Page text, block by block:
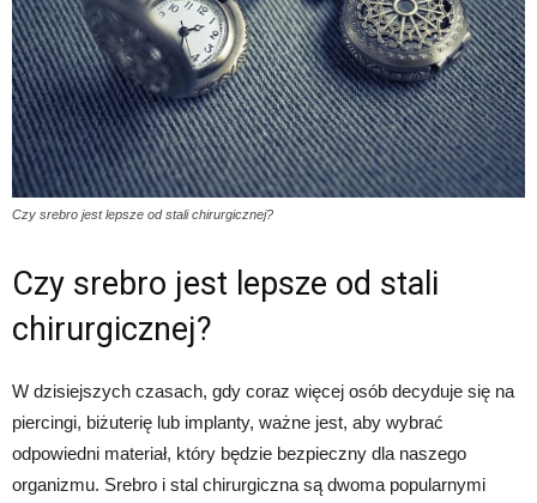
Czy srebro jest lepsze od stali chirurgicznej?
Czy srebro jest lepsze od stali
chirurgicznej?
W dzisiejszych czasach, gdy coraz więcej osób decyduje się na
piercingi, biżuterię lub implanty, ważne jest, aby wybrać
odpowiedni materiał, który będzie bezpieczny dla naszego
organizmu. Srebro i stal chirurgiczna są dwoma popularnymi